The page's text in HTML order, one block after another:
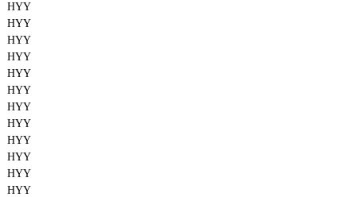
HYY
HYY
HYY
HYY
HYY
HYY
HYY
HYY
HYY
HYY
HYY
HYY